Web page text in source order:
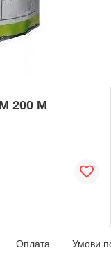
200 М
Оплата Умови